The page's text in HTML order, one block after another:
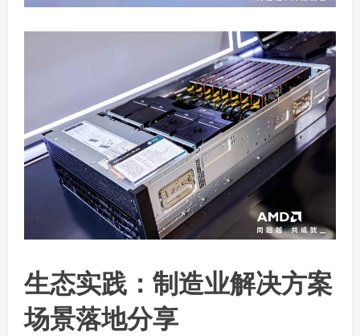
生态实践：制造业解决方案
场景落地分享